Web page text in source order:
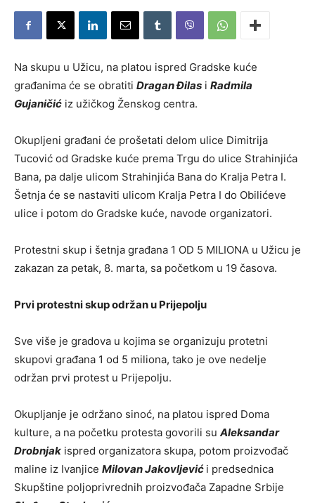
Na skupu u Užicu, na platou ispred Gradske kuće
građanima će se obratiti Dragan Đilas i Radmila
Gujaničić iz užičkog Ženskog centra.
Okupljeni građani će prošetati delom ulice Dimitrija
Tucović od Gradske kuće prema Trgu do ulice Strahinjića
Bana, pa dalje ulicom Strahinjića Bana do Kralja Petra I.
Šetnja će se nastaviti ulicom Kralja Petra I do Obilićeve
ulice i potom do Gradske kuće, navode organizatori.
Protestni skup i šetnja građana 1 OD 5 MILIONA u Užicu je
zakazan za petak, 8. marta, sa početkom u 19 časova.
Prvi protestni skup održan u Prijepolju
Sve više je gradova u kojima se organizuju protetni
skupovi građana 1 od 5 miliona, tako je ove nedelje
održan prvi protest u Prijepolju.
Okupljanje je održano sinoć, na platou ispred Doma
kulture, a na početku protesta govorili su Aleksandar
Drobnjak ispred organizatora skupa, potom proizvođač
maline iz Ivanjice Milovan Jakovljević i predsednica
Skupštine poljoprivrednih proizvođača Zapadne Srbije